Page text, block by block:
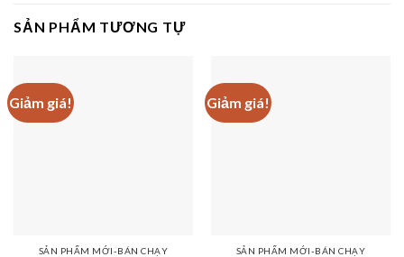
SẢN PHẨM TƯƠNG TỰ
Giảm giá!
SẢN PHẨM MỚI-BÁN CHẠY
Giảm giá!
SẢN PHẨM MỚI-BÁN CHẠY